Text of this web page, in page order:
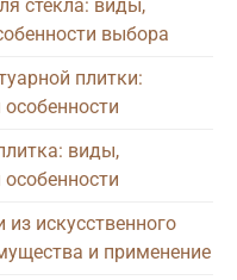
стекла: виды,
выбора
плитки:
особенности
виды,
искусственного
и применение